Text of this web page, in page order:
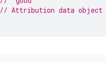
// Attribution data object